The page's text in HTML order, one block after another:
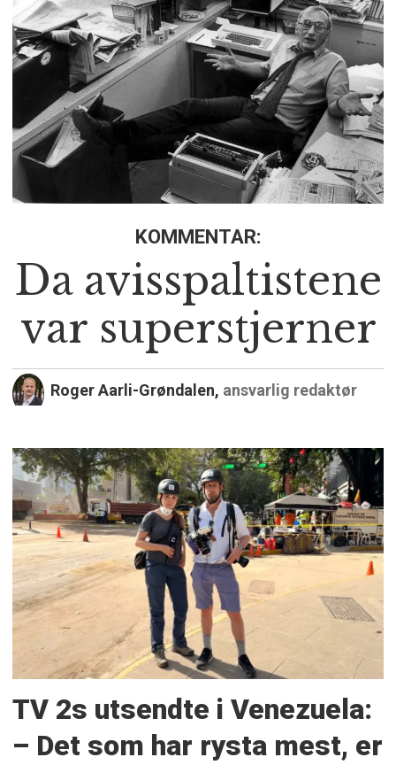
KOMMENTAR:
Da avisspaltistene
var superstjerner
Roger Aarli-Grøndalen, ansvarlig redaktør
TV 2s utsendte i Venezuela:
– Det som har rysta mest, er